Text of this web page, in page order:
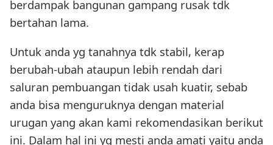
berdampak bangunan gampang rusak tdk
bertahan lama.
Untuk anda yg tanahnya tdk stabil, kerap
berubah-ubah ataupun lebih rendah dari
saluran pembuangan tidak usah kuatir, sebab
anda bisa menguruknya dengan material
urugan yang akan kami rekomendasikan berikut
ini. Dalam hal ini yg mesti anda amati yaitu anda